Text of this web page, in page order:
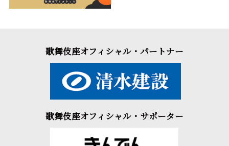
歌舞伎座オフィシャル・パートナー
歌舞伎座オフィシャル・サポーター